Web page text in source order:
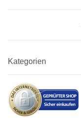
Kategorien